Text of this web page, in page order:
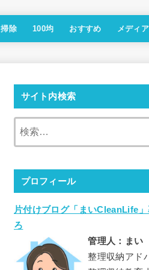
掃除 100均 おすすめ メディ
サイト内検索
プロフィール
片付けブログ「まいCleanLife
ろ
管理人：まい
整理収納アド